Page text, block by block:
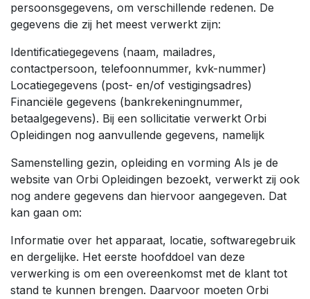
persoonsgegevens, om verschillende redenen. De
gegevens die zij het meest verwerkt zijn:
Identificatiegegevens (naam, mailadres,
contactpersoon, telefoonnummer, kvk-nummer)
Locatiegegevens (post- en/of vestigingsadres)
Financiële gegevens (bankrekeningnummer,
betaalgegevens). Bij een sollicitatie verwerkt Orbi
Opleidingen nog aanvullende gegevens, namelijk
Samenstelling gezin, opleiding en vorming Als je de
website van Orbi Opleidingen bezoekt, verwerkt zij ook
nog andere gegevens dan hiervoor aangegeven. Dat
kan gaan om:
Informatie over het apparaat, locatie, softwaregebruik
en dergelijke. Het eerste hoofddoel van deze
verwerking is om een overeenkomst met de klant tot
stand te kunnen brengen. Daarvoor moeten Orbi